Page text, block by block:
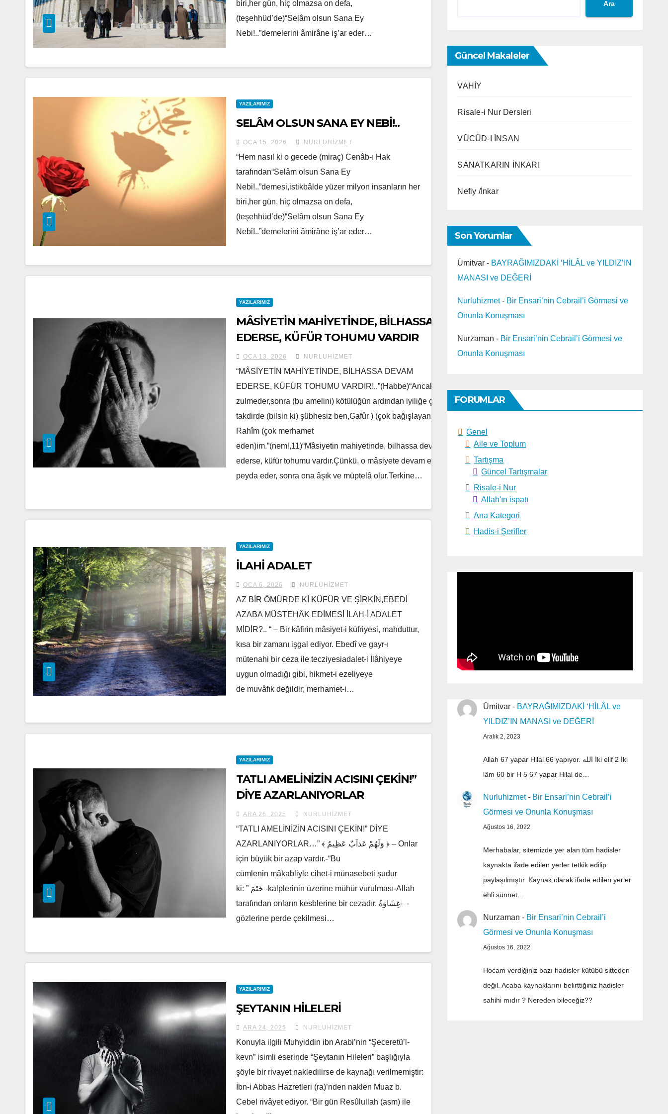
biri,her gün, hiç olmazsa on defa,
(teşehhüd’de)“Selâm olsun Sana Ey
Nebi!..”demelerini âmirâne iş’ar eder…
YAZILARIMIZ
SELÂM OLSUN SANA EY NEBİ!..
OCA 15, 2026 NURLUHIZMET
“Hem nasıl ki o gecede (miraç) Cenâb-ı Hak
tarafından“Selâm olsun Sana Ey
Nebi!..”demesi,istikbâlde yüzer milyon insanların her
biri,her gün, hiç olmazsa on defa,
(teşehhüd’de)“Selâm olsun Sana Ey
Nebi!..”demelerini âmirâne iş’ar eder…
YAZILARIMIZ
MÂSİYETİN MAHİYETİNDE, BİLHASSA DEVAM
EDERSE, KÜFÜR TOHUMU VARDIR
OCA 13, 2026 NURLUHIZMET
“MÂSİYETİN MAHİYETİNDE, BİLHASSA DEVAM
EDERSE, KÜFÜR TOHUMU VARDIR!..”(Habbe)“Ancak, kim
zulmeder,sonra (bu amelini) kötülüğün ardından iyiliğe çevirirse,o
takdirde (bilsin ki) şübhesiz ben,Gafûr ) (çok bağışlayan ım,
Rahîm (çok merhamet
eden)im.”(neml,11)“Mâsiyetin mahiyetinde, bilhassa devam
ederse, küfür tohumu vardır.Çünkü, o mâsiyete devam eden, ülfet
peyda eder, sonra ona âşık ve müptelâ olur.Terkine…
YAZILARIMIZ
İLAHİ ADALET
OCA 6, 2026 NURLUHIZMET
AZ BİR ÖMÜRDE Kİ KÜFÜR VE ŞİRKİN,EBEDİ
AZABA MÜSTEHÂK EDİMESİ İLAH-İ ADALET
MİDİR?.. “ – Bir kâfirin mâsiyet-i küfriyesi, mahduttur,
kısa bir zamanı işgal ediyor. Ebedî ve gayr-ı
mütenahi bir ceza ile tecziyesiadalet-i İlâhiyeye
uygun olmadığı gibi, hikmet-i ezeliyeye
de muvâfık değildir; merhamet-i…
YAZILARIMIZ
TATLI AMELİNİZİN ACISINI ÇEKİN!”
DİYE AZARLANIYORLAR
ARA 26, 2025 NURLUHIZMET
“TATLI AMELİNİZİN ACISINI ÇEKİN!” DİYE
AZARLANIYORLAR…” ﴾ وَلَهُمْ عَذاَبٌ عَظِيمٌ ﴿ – Onlar
için büyük bir azap vardır.-“Bu
cümlenin mâkabliyle cihet-i münasebeti şudur
ki: ” خَتَمَ -kalplerinin üzerine mühür vurulması-Allah
tarafından onların kesblerine bir cezadır. غِشَاوَةٌ- -
gözlerine perde çekilmesi…
YAZILARIMIZ
ŞEYTANIN HİLELERİ
ARA 24, 2025 NURLUHIZMET
Konuyla ilgili Muhyiddin ibn Arabi’nin “Şeceretü’l-
kevn” isimli eserinde “Şeytanın Hileleri” başlığıyla
şöyle bir rivayet nakledilirse de kaynağı verilmemiştir:
İbn-i Abbas Hazretleri (ra)’nden naklen Muaz b.
Cebel rivâyet ediyor. “Bir gün Resûlullah (asm) ile
Ara
Güncel Makaleler
VAHİY
Risale-i Nur Dersleri
VÜCÛD-I İNSAN
SANATKARIN İNKARI
Nefiy /İnkar
Son Yorumlar
Ümitvar - BAYRAĞIMIZDAKİ ‘HİLÂL ve YILDIZ’IN
MANASI ve DEĞERİ
Nurluhizmet- Bir Ensari’nin Cebrail’i Görmesi ve
Onunla Konuşması
Nurzaman - Bir Ensari’nin Cebrail’i Görmesi ve
Onunla Konuşması
FORUMLAR
Genel
Aile ve Toplum
Tartışma
Güncel Tartışmalar
Risale-i Nur
Allah'ın ispatı
Ana Kategori
Hadis-i Şerifler
Ümitvar - BAYRAĞIMIZDAKİ ‘HİLÂL ve
YILDIZ’IN MANASI ve DEĞERİ
Aralık 2, 2023
Allah 67 yapar Hilal 66 yapıyor. الله İki elif 2 İki
lâm 60 bir H 5 67 yapar Hilal de…
Nurluhizmet- Bir Ensari’nin Cebrail’i
Görmesi ve Onunla Konuşması
Ağustos 16, 2022
Merhabalar, sitemizde yer alan tüm hadisler
kaynakta ifade edilen yerler tetkik edilip
paylaşılmıştır. Kaynak olarak ifade edilen yerler
ehli sünnet…
Nurzaman - Bir Ensari’nin Cebrail’i
Görmesi ve Onunla Konuşması
Ağustos 16, 2022
Hocam verdiğiniz bazı hadisler kütübü sitteden
değil. Acaba kaynaklarını belirttiğiniz hadisler
sahihi mıdır ? Nereden bileceğiz??